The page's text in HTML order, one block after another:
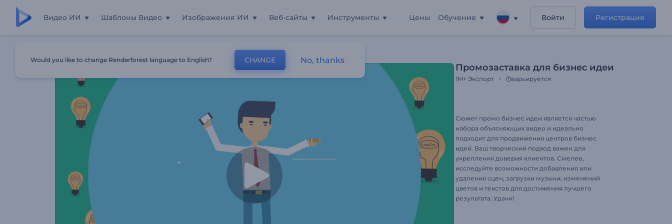
Видео ИИ Шаблоны Видео Изображения ИИ Веб-сайты Инструменты Цены Обучение Войти Регистрация
Промозаставка для бизнес идеи
1M+ Экспорт варьируется
Сюжет промо бизнес идеи является частью
набора объясняющих видео и идеально
подходит для продвижения центров бизнес
идей. Ваш творческий подход важен для
укрепления доверия клиентов. Смелее,
исследуйте возможности добавления или
удаления сцен, загрузки музыки, изменений
цветов и текстов для достижения лучшего
результата. Удачи!
Would you like to change Renderforest language to English? CHANGE No, thanks